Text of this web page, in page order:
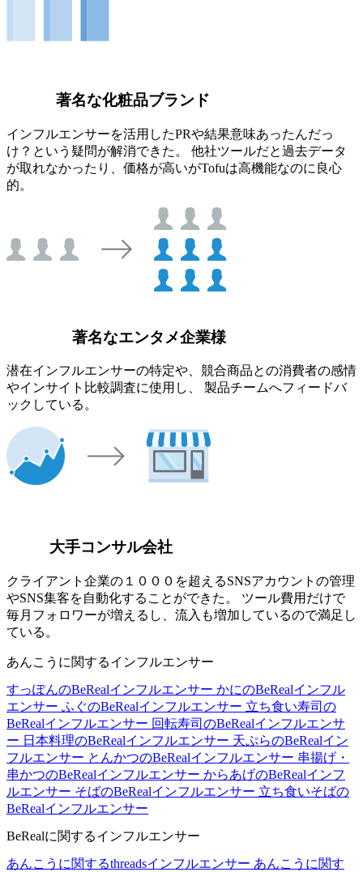
著名な化粧品ブランド
インフルエンサーを活用したPRや結果意味あったんだっ
け？という疑問が解消できた。 他社ツールだと過去データ
が取れなかったり、価格が高いがTofuは高機能なのに良心
的。
著名なエンタメ企業様
潜在インフルエンサーの特定や、競合商品との消費者の感情
やインサイト比較調査に使用し、 製品チームへフィードバ
ックしている。
大手コンサル会社
クライアント企業の１０００を超えるSNSアカウントの管理
やSNS集客を自動化することができた。 ツール費用だけで
毎月フォロワーが増えるし、流入も増加しているので満足し
ている。
あんこうに関するインフルエンサー
すっぽんのBeRealインフルエンサー かにのBeRealインフル
エンサー ふぐのBeRealインフルエンサー 立ち食い寿司の
BeRealインフルエンサー 回転寿司のBeRealインフルエンサ
ー 日本料理のBeRealインフルエンサー 天ぷらのBeRealイン
フルエンサー とんかつのBeRealインフルエンサー 串揚げ・
串かつのBeRealインフルエンサー からあげのBeRealインフ
ルエンサー そばのBeRealインフルエンサー 立ち食いそばの
BeRealインフルエンサー
BeRealに関するインフルエンサー
あんこうに関するthreadsインフルエンサー あんこうに関す